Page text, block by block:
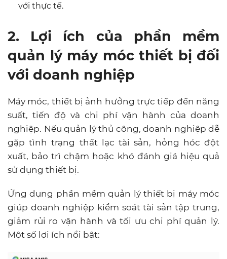
với thực tế.
2. Lợi ích của phần mềm
quản lý máy móc thiết bị đối
với doanh nghiệp
Máy móc, thiết bị ảnh hưởng trực tiếp đến năng
suất, tiến độ và chi phí vận hành của doanh
nghiệp. Nếu quản lý thủ công, doanh nghiệp dễ
gặp tình trạng thất lạc tài sản, hỏng hóc đột
xuất, bảo trì chậm hoặc khó đánh giá hiệu quả
sử dụng thiết bị.
Ứng dụng phần mềm quản lý thiết bị máy móc
giúp doanh nghiệp kiểm soát tài sản tập trung,
giảm rủi ro vận hành và tối ưu chi phí quản lý.
Một số lợi ích nổi bật: